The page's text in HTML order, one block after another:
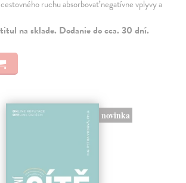
ruchu absorbovať negatívne vplyvy a
na sklade. Dodanie do cca. 30 dní.
novinka